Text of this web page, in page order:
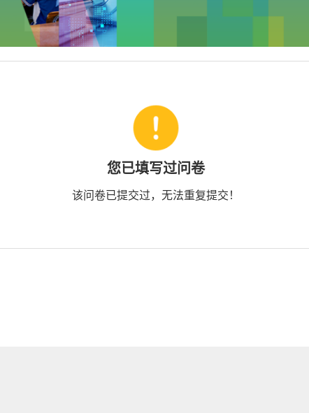
您已填写过问卷
该问卷已提交过，无法重复提交！